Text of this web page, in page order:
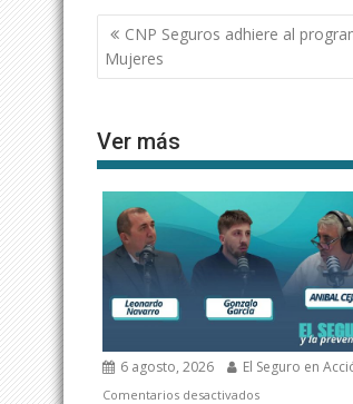
Navegación
de
entradas
CNP Seguros adhiere al
Mujeres
Ver más
6 agosto, 2026 El Seguro en
Comentarios desactivadosen